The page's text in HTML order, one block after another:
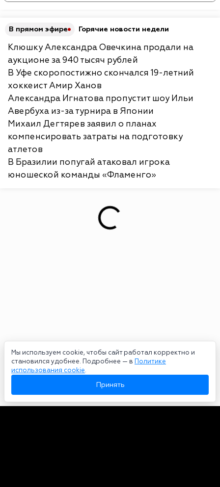
Мы используем cookie, чтобы сайт работал корректно и
становился удобнее. Подробнее — в Политике
использования cookie.
Принять
В прямом эфире Горячие новости недели
Клюшку Александра Овечкина продали на
аукционе за 940 тысяч рублей
В Уфе скоропостижно скончался 19-летний
хоккеист Амир Ханов
Александра Игнатова пропустит шоу Ильи
Авербуха из-за турнира в Японии
Михаил Дегтярев заявил о планах
компенсировать затраты на подготовку
атлетов
В Бразилии попугай атаковал игрока
юношеской команды «Фламенго»